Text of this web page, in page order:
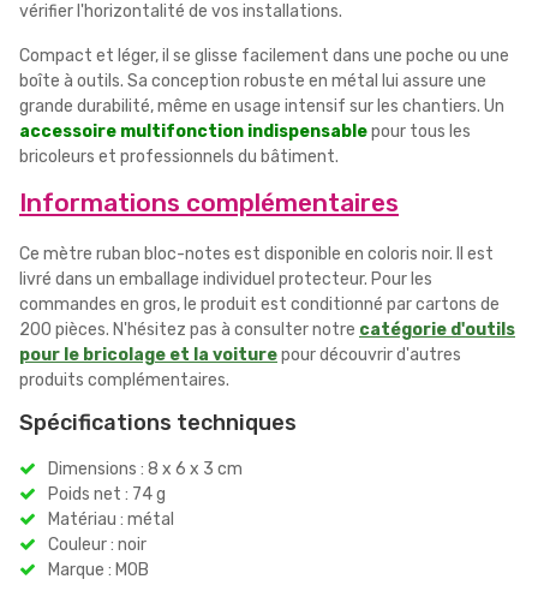
vérifier l'horizontalité de vos installations.
Compact et léger, il se glisse facilement dans une poche ou une
boîte à outils. Sa conception robuste en métal lui assure une
grande durabilité, même en usage intensif sur les chantiers. Un
accessoire multifonction indispensablepour tous les
bricoleurs et professionnels du bâtiment.
Informations complémentaires
Ce mètre ruban bloc-notes est disponible en coloris noir. Il est
livré dans un emballage individuel protecteur. Pour les
commandes en gros, le produit est conditionné par cartons de
200 pièces. N'hésitez pas à consulter notre catégorie d'outils
pour le bricolage et la voiturepour découvrir d'autres
produits complémentaires.
Spécifications techniques
Dimensions : 8 x 6 x 3 cm
Poids net : 74 g
Matériau : métal
Couleur : noir
Marque : MOB